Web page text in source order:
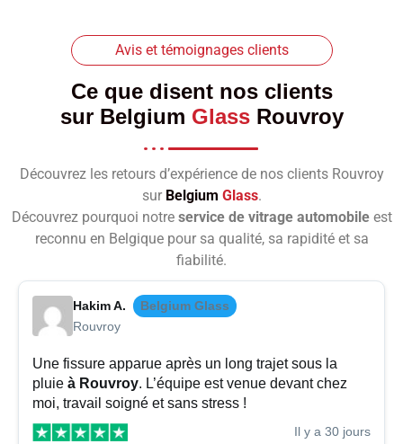
Avis et témoignages clients
Ce que disent nos clients
sur Belgium GlassRouvroy
Découvrez les retours d’expérience de nos clients Rouvroy
sur Belgium Glass.
Découvrez pourquoi notre service de vitrage automobileest
reconnu en Belgique pour sa qualité, sa rapidité et sa
fiabilité.
Hakim A.
Belgium Glass
Rouvroy
Une fissure apparue après un long trajet sous la
pluie à Rouvroy. L’équipe est venue devant chez
moi, travail soigné et sans stress !
Il y a 30 jours